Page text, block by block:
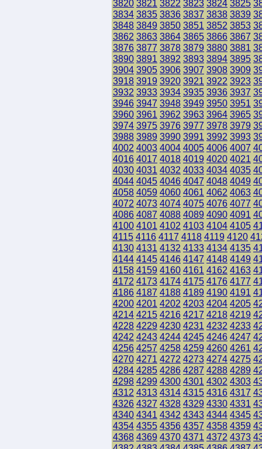
3820 3821 3822 3823 3824 3825
3834 3835 3836 3837 3838 3839
3848 3849 3850 3851 3852 3853
3862 3863 3864 3865 3866 3867
3876 3877 3878 3879 3880 3881
3890 3891 3892 3893 3894 3895
3904 3905 3906 3907 3908 3909
3918 3919 3920 3921 3922 3923
3932 3933 3934 3935 3936 3937
3946 3947 3948 3949 3950 3951
3960 3961 3962 3963 3964 3965
3974 3975 3976 3977 3978 3979
3988 3989 3990 3991 3992 3993
4002 4003 4004 4005 4006 4007
4016 4017 4018 4019 4020 4021
4030 4031 4032 4033 4034 4035
4044 4045 4046 4047 4048 4049
4058 4059 4060 4061 4062 4063
4072 4073 4074 4075 4076 4077
4086 4087 4088 4089 4090 4091
4100 4101 4102 4103 4104 4105
4115 4116 4117 4118 4119 4120
4130 4131 4132 4133 4134 4135
4144 4145 4146 4147 4148 4149
4158 4159 4160 4161 4162 4163
4172 4173 4174 4175 4176 4177
4186 4187 4188 4189 4190 4191
4200 4201 4202 4203 4204 4205
4214 4215 4216 4217 4218 4219
4228 4229 4230 4231 4232 4233
4242 4243 4244 4245 4246 4247
4256 4257 4258 4259 4260 4261
4270 4271 4272 4273 4274 4275
4284 4285 4286 4287 4288 4289
4298 4299 4300 4301 4302 4303
4312 4313 4314 4315 4316 4317
4326 4327 4328 4329 4330 4331
4340 4341 4342 4343 4344 4345
4354 4355 4356 4357 4358 4359
4368 4369 4370 4371 4372 4373